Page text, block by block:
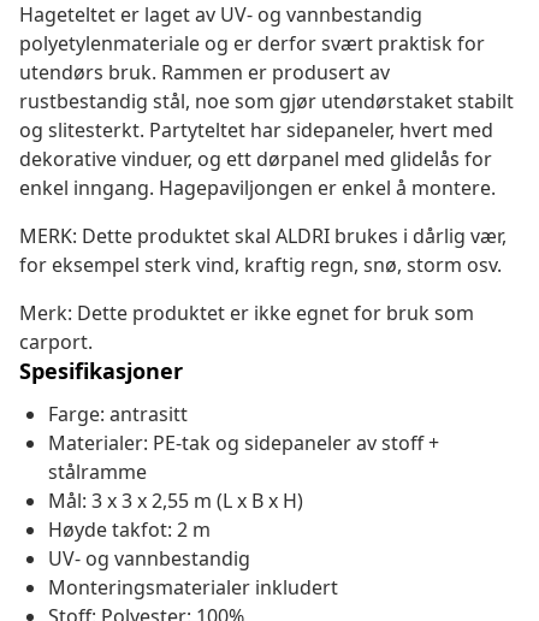
Hageteltet er laget av UV- og vannbestandig
polyetylenmateriale og er derfor svært praktisk for
utendørs bruk. Rammen er produsert av
rustbestandig stål, noe som gjør utendørstaket stabilt
og slitesterkt. Partyteltet har sidepaneler, hvert med
dekorative vinduer, og ett dørpanel med glidelås for
enkel inngang. Hagepaviljongen er enkel å montere.
MERK: Dette produktet skal ALDRI brukes i dårlig vær,
for eksempel sterk vind, kraftig regn, snø, storm osv.
Merk: Dette produktet er ikke egnet for bruk som
carport.
Spesifikasjoner
Farge: antrasitt
Materialer: PE-tak og sidepaneler av stoff +
stålramme
Mål: 3 x 3 x 2,55 m (L x B x H)
Høyde takfot: 2 m
UV- og vannbestandig
Monteringsmaterialer inkludert